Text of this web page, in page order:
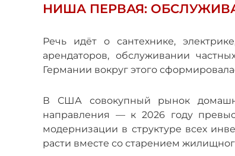
НИША ПЕРВАЯ:
Речь идёт о сантехнике,
арендаторов, обслуживании
Германии вокруг этого
В США совокупный рынок
направления — к 2026 году
модернизации в структуре всех
расти вместе со старением